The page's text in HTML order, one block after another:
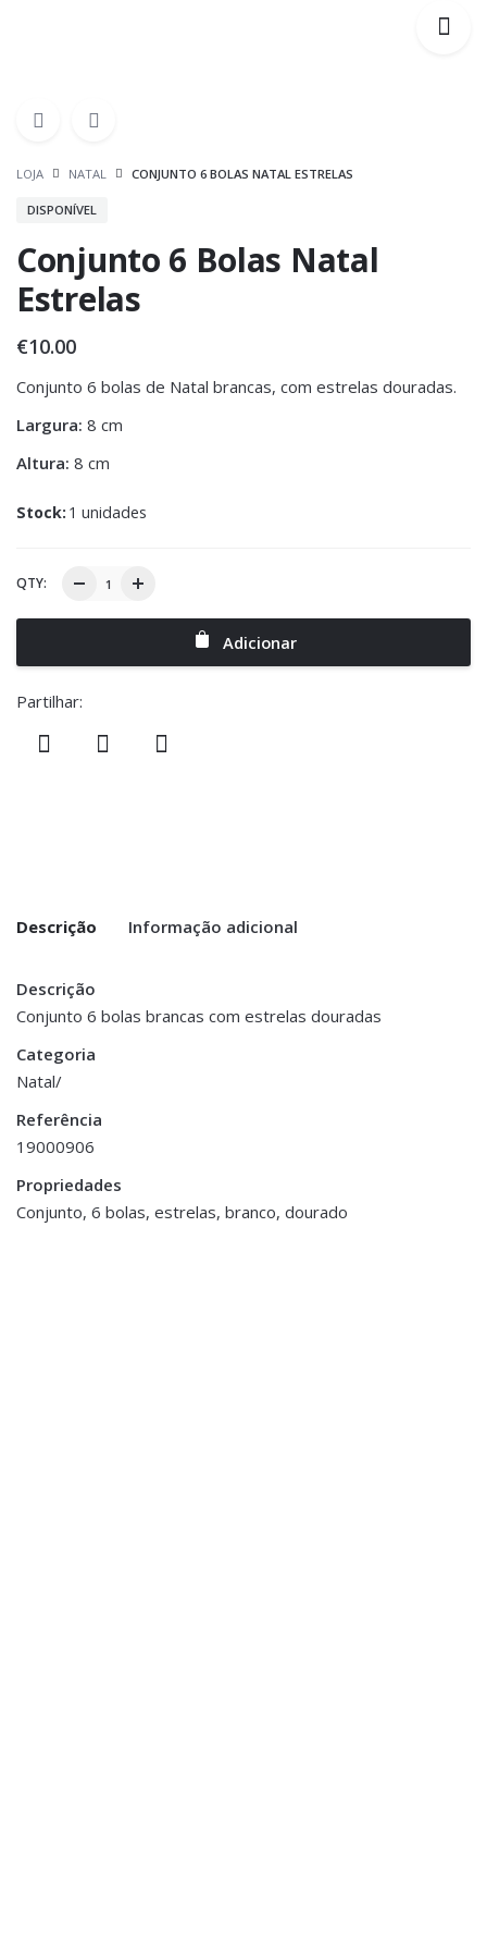
LOJA NATAL CONJUNTO 6 BOLAS NATAL ESTRELAS
DISPONÍVEL
Conjunto 6 Bolas Natal
Estrelas
€10.00
Conjunto 6 bolas de Natal brancas, com estrelas douradas.
Largura: 8 cm
Altura: 8 cm
Stock: 1 unidades
QTY:
Adicionar
Partilhar:
Descrição Informação adicional
Descrição
Conjunto 6 bolas brancas com estrelas douradas
Categoria
Natal/
Referência
19000906
Propriedades
Conjunto, 6 bolas, estrelas, branco, dourado
Dimensões 8 × 8 cm
Cor